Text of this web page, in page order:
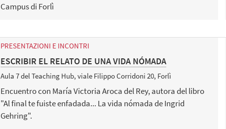
Campus di Forlì
PRESENTAZIONI E INCONTRI
ESCRIBIR EL RELATO DE UNA VIDA NÓMADA
Aula 7 del Teaching Hub, viale Filippo Corridoni 20, Forlì
Encuentro con María Victoria Aroca del Rey, autora del libro
"Al final te fuiste enfadada... La vida nómada de Ingrid
Gehring".